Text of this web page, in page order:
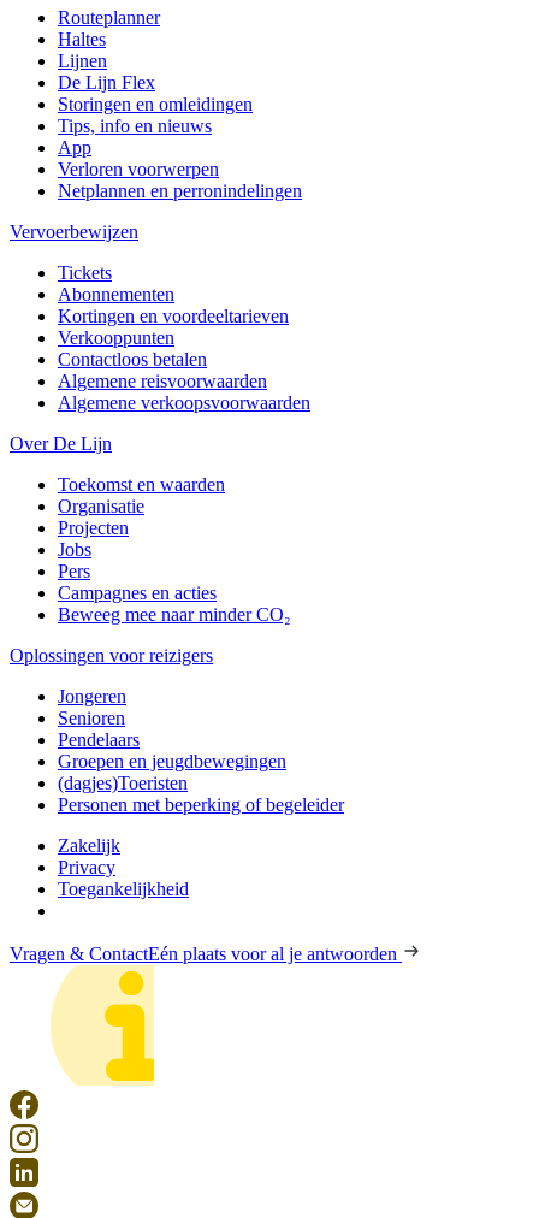
Routeplanner
Haltes
Lijnen
De Lijn Flex
Storingen en omleidingen
Tips, info en nieuws
App
Verloren voorwerpen
Netplannen en perronindelingen
Vervoerbewijzen
Tickets
Abonnementen
Kortingen en voordeeltarieven
Verkooppunten
Contactloos betalen
Algemene reisvoorwaarden
Algemene verkoopsvoorwaarden
Over De Lijn
Toekomst en waarden
Organisatie
Projecten
Jobs
Pers
Campagnes en acties
Beweeg mee naar minder CO₂
Oplossingen voor reizigers
Jongeren
Senioren
Pendelaars
Groepen en jeugdbewegingen
(dagjes)Toeristen
Personen met beperking of begeleider
Zakelijk
Privacy
Toegankelijkheid
Vragen & ContactEén plaats voor al je antwoorden